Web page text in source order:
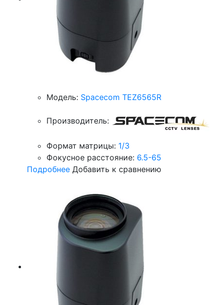
Модель: Spacecom TEZ6565R
Производитель:
Формат матрицы: 1/3
Фокусное расстояние: 6.5-65
Подробнее Добавить к сравнению